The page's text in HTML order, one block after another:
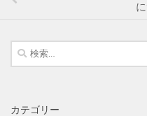
検
索:
カテゴリー